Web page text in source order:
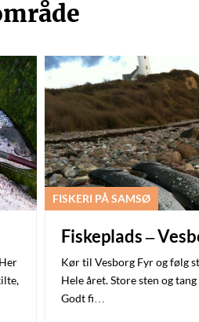
FISKERI PÅ SAMSØ
Fiskeplads –
Kør til Vesborg Fyr og følg
Hele året. Store sten og
Godt fi…